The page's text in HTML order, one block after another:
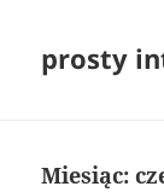
prosty
Miesiąc: